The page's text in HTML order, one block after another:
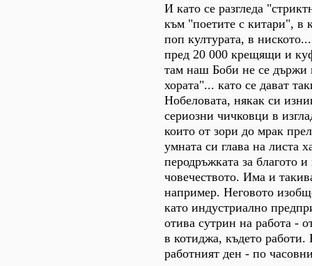
И като се разгледа
към "поетите с китари", в
поп културата, в
пред 20 000 крещящи и
там наш Боби не се държи
хората"... като се дават
Нобеловата, някак си
сериозни чичковци в
които от зори до мрак
умната си глава на листа
перодръжката за благото
човечеството. Има и
например. Неговото
като индустриално
отива сутрин на работа -
в котиджа, където
работният ден - по